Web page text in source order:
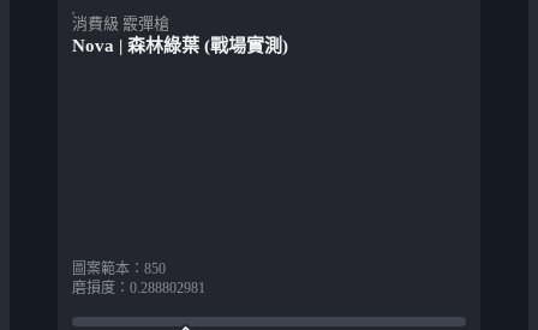
消費級 霰彈槍
Nova | 森林綠葉 (戰場實測)
圖案範本 ： 850
磨損度 ： 0.288802981